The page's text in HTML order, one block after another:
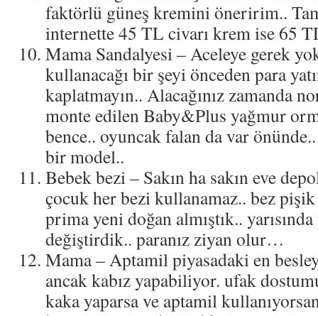
faktörlü güneş kremini öneririm..
internette 45 TL civarı krem ise 65
Mama Sandalyesi – Aceleye gerek
kullanacağı bir şeyi önceden para
kaplatmayın.. Alacağınız zamanda
monte edilen Baby&Plus yağmur
bence.. oyuncak falan da var
bir model..
Bebek bezi – Sakın ha sakın eve
çocuk her bezi kullanamaz.. bez
prima yeni doğan almıştık..
değiştirdik.. paranız ziyan olur…
Mama – Aptamil piyasadaki en
ancak kabız yapabiliyor. ufak
kaka yaparsa ve aptamil